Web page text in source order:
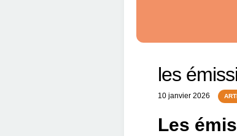
les
10 janvier 2026
Les